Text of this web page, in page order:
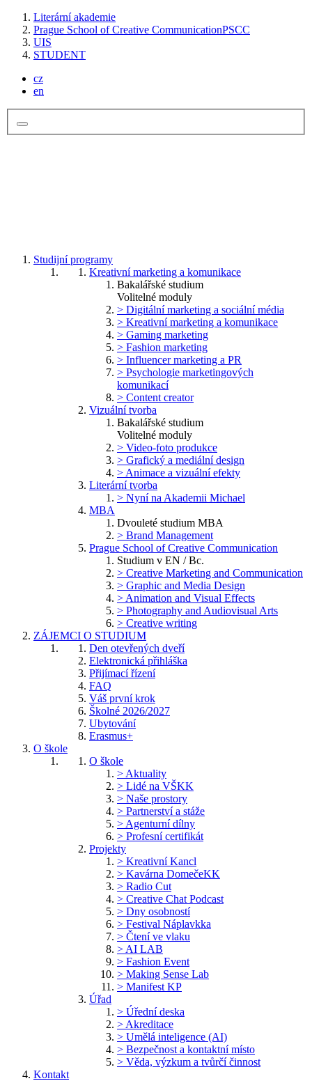
Literární akademie
Prague School of Creative CommunicationPSCC
UIS
STUDENT
cz
en
Studijní programy
Kreativní marketing a komunikace
Bakalářské studium
Volitelné moduly
> Digitální marketing a sociální média
> Kreativní marketing a komunikace
> Gaming marketing
> Fashion marketing
> Influencer marketing a PR
> Psychologie marketingových
komunikací
> Content creator
Vizuální tvorba
Bakalářské studium
Volitelné moduly
> Video-foto produkce
> Grafický a mediální design
> Animace a vizuální efekty
Literární tvorba
> Nyní na Akademii Michael
MBA
Dvouleté studium MBA
> Brand Management
Prague School of Creative Communication
Studium v EN / Bc.
> Creative Marketing and Communication
> Graphic and Media Design
> Animation and Visual Effects
> Photography and Audiovisual Arts
> Creative writing
ZÁJEMCI O STUDIUM
Den otevřených dveří
Elektronická přihláška
Přijímací řízení
FAQ
Váš první krok
Školné 2026/2027
Ubytování
Erasmus+
O škole
O škole
> Aktuality
> Lidé na VŠKK
> Naše prostory
> Partnerství a stáže
> Agenturní dílny
> Profesní certifikát
Projekty
> Kreativní Kancl
> Kavárna DomečeKK
> Radio Cut
> Creative Chat Podcast
> Dny osobností
> Festival Náplavkka
> Čtení ve vlaku
> AI LAB
> Fashion Event
> Making Sense Lab
> Manifest KP
Úřad
> Úřední deska
> Akreditace
> Umělá inteligence (AI)
> Bezpečnost a kontaktní místo
> Věda, výzkum a tvůrčí činnost
Kontakt